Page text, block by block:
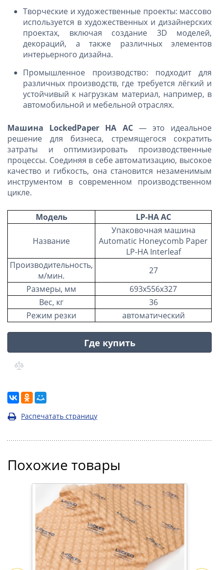
Творческие и художественные проекты: массово
используется в художественных и дизайнерских
проектах, включая создание 3D моделей,
декораций, а также различных элементов
интерьерного дизайна.
Промышленное производство: подходит для
различных производств, где требуется лёгкий и
устойчивый к нагрузкам материал, например, в
автомобильной и мебельной отраслях.
Машина LockedPaper HA AC— это идеальное
решение для бизнеса, стремящегося сократить
затраты и оптимизировать производственные
процессы. Соединяя в себе автоматизацию, высокое
качество и гибкость, она становится незаменимым
инструментом в современном производственном
цикле.
Модель LP-HA AC
Название
Упаковочная машина
Automatic Honeycomb Paper
LP-HA Interleaf
Производительность,
м/мин.
27
Размеры, мм
693х556х327
Вес, кг
36
Режим резки
автоматический
Где купить
Распечатать страницу
Похожие товары